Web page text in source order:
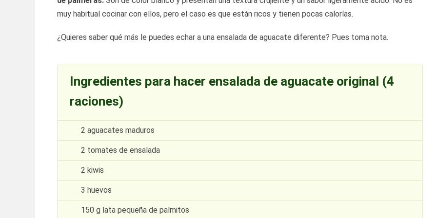
muy habitual cocinar con ellos, pero el caso es que están ricos y tienen pocas calorías.
¿Quieres saber qué más le puedes echar a una ensalada de aguacate diferente? Pues toma nota.
Ingredientes para hacer ensalada de aguacate original (4
raciones)
2 aguacates maduros
2 tomates de ensalada
2 kiwis
3 huevos
150 g lata pequeña de palmitos